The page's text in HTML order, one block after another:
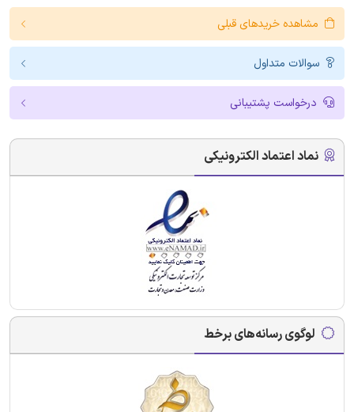
مشاهده خریدهای قبلی
سوالات متداول
درخواست پشتیبانی
نماد اعتماد الکترونیکی
لوگوی رسانه‌های برخط